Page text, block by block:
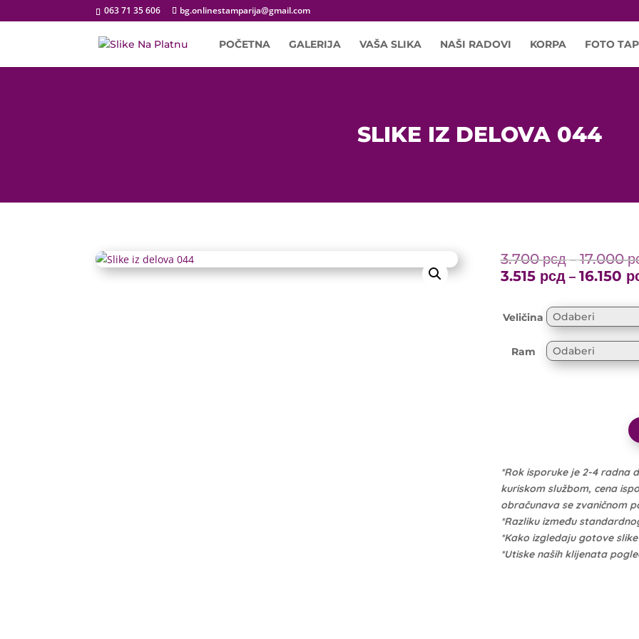
063 71 35 606 bg.onlinestamparija@gmail.com
POČETNA GALERIJA VAŠA SLIKA NAŠI RADOVI KORPA FOTO
SLIKE IZ DELOVA 044
3.700рсд – 17.000
3.515 рсд – 16.150
Veličina
Ram
*Rok isporuke je 2-4 radna
kuriskom službom, cena
obračunava se zvaničnom
*Razliku između
*Kako izgledaju gotove
*Utiske naših klijenata